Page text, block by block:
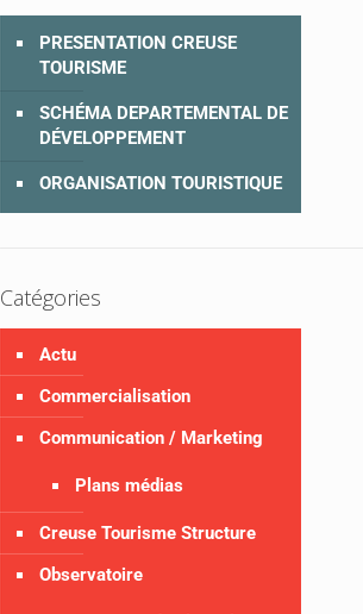
PRESENTATION CREUSE
TOURISME
SCHÉMA DEPARTEMENTAL DE
DÉVELOPPEMENT
ORGANISATION TOURISTIQUE
Catégories
Actu
Commercialisation
Communication / Marketing
Plans médias
Creuse Tourisme Structure
Observatoire